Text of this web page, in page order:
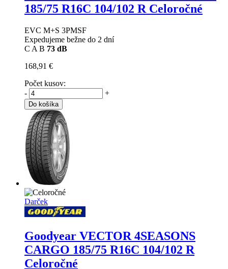
185/75 R16C 104/102 R Celoročné
EVC M+S 3PMSF
Expedujeme bežne do 2 dní
C A B 73 dB
168,91 €
Počet kusov:
-
+
Do košíka
Darček
Goodyear VECTOR 4SEASONS
CARGO 185/75 R16C 104/102 R
Celoročné